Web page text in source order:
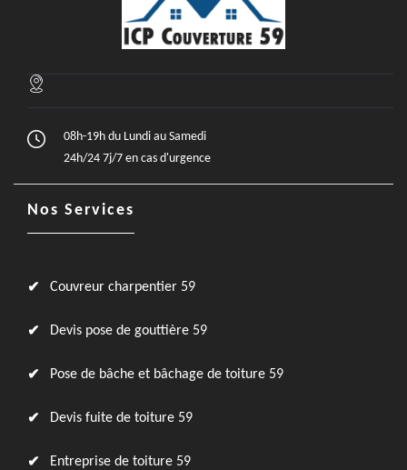
08h-19h du Lundi au Samedi
24h/24 7j/7 en cas d'urgence
Nos Services
Couvreur charpentier 59
Devis pose de gouttière 59
Pose de bâche et bâchage de toiture 59
Devis fuite de toiture 59
Entreprise de toiture 59